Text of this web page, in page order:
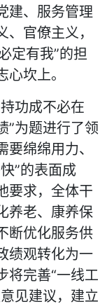
建、服务管理
官僚主义，
定有我”的担
坎上。
功成不必在
”为题进行了领
绵绵用力、
”的表面成
要求，全体干
养老、康养保
断优化服务供
绩观转化为一
将完善“一线工
见建议，建立